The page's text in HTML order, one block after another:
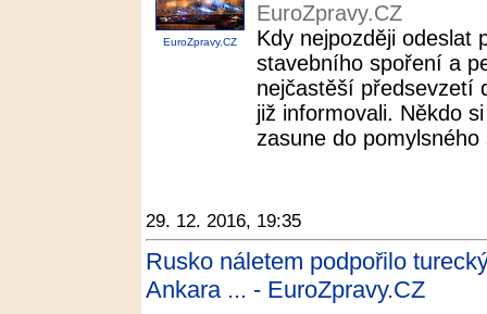
EuroZpravy.CZ
EuroZpravy.CZ
Kdy nejpozději odeslat
stavebního spoření a
nejčastěší předsevzetí
již informovali. Někdo
zasune do
29. 12. 2016, 19:35
Rusko náletem podpořilo
Ankara ... - EuroZpravy.CZ